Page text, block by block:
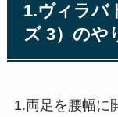
1.ヴィラバ
ズ 3）のや
1.両足を腰幅に